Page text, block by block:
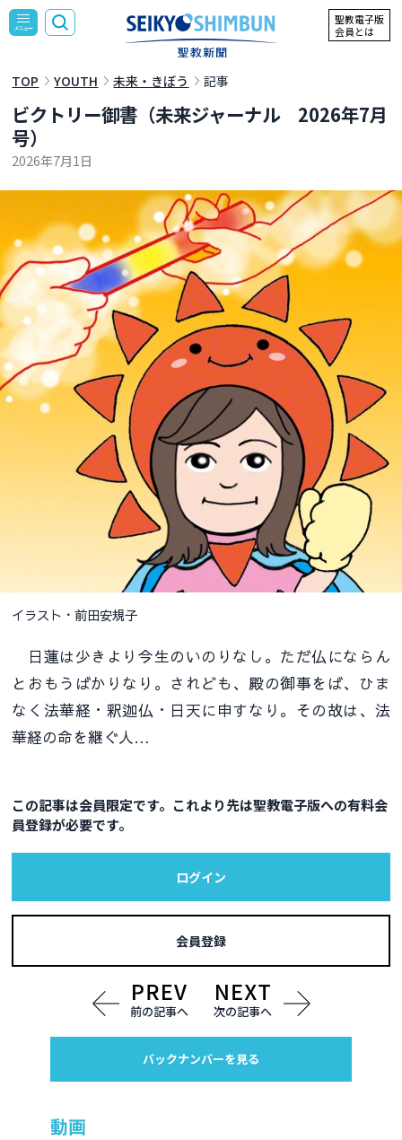
聖教電子版
会員とは
TOP YOUTH 未来・きぼう 記事
ビクトリー御書（未来ジャーナル 2026年7月
号）
2026年7月1日
イラスト・前田安規子
日蓮は少きより今生のいのりなし。ただ仏にならん
とおもうばかりなり。されども、殿の御事をば、ひま
なく法華経・釈迦仏・日天に申すなり。その故は、法
華経の命を継ぐ人…
この記事は会員限定です。これより先は聖教電子版への有料会
員登録が必要です。
ログイン
会員登録
前の記事へ 次の記事へ
バックナンバーを見る
動画